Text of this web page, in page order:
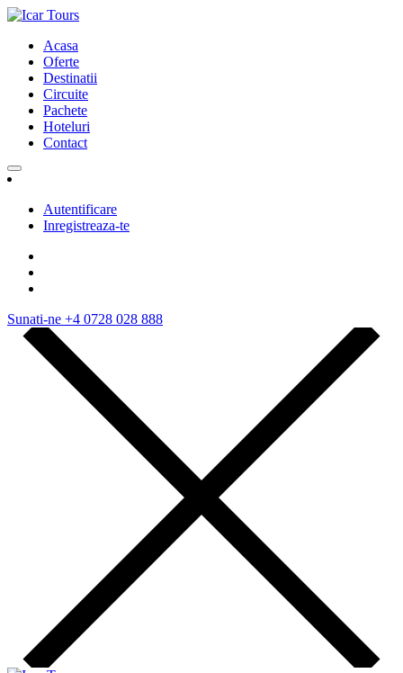
Acasa
Oferte
Destinatii
Circuite
Pachete
Hoteluri
Contact
Autentificare
Inregistreaza-te
Sunati-ne +4 0728 028 888